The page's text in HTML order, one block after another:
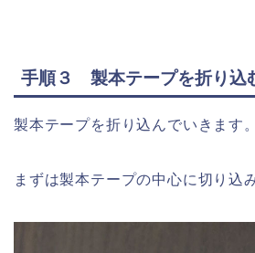
手順３ 製本テープを折り込
製本テープを折り込んでいきます。
まずは製本テープの中心に切り込